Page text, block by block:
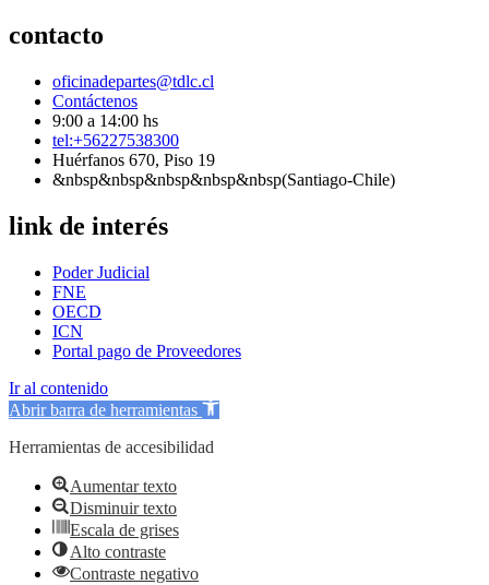
contacto
oficinadepartes@tdlc.cl
Contáctenos
9:00 a 14:00 hs
tel:+56227538300
Huérfanos 670, Piso 19
&nbsp&nbsp&nbsp&nbsp&nbsp(Santiago-Chile)
link de interés
Poder Judicial
FNE
OECD
ICN
Portal pago de Proveedores
Ir al contenido
Abrir barra de herramientas
Herramientas de accesibilidad
Aumentar texto
Disminuir texto
Escala de grises
Alto contraste
Contraste negativo